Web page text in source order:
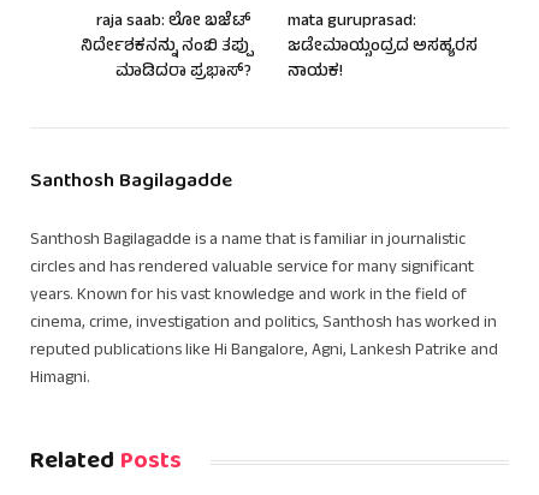
raja saab: ಲೋ ಬಜೆಟ್
ನಿರ್ದೇಶಕನನ್ನು ನಂಬಿ ತಪ್ಪು
ಮಾಡಿದರಾ ಪ್ರಭಾಸ್?
mata guruprasad:
ಜಡೇಮಾಯ್ಸಂದ್ರದ ಅಸಹ್ಯರಸ
ನಾಯಕ!
Santhosh Bagilagadde
Santhosh Bagilagadde is a name that is familiar in journalistic
circles and has rendered valuable service for many significant
years. Known for his vast knowledge and work in the field of
cinema, crime, investigation and politics, Santhosh has worked in
reputed publications like Hi Bangalore, Agni, Lankesh Patrike and
Himagni.
Related Posts